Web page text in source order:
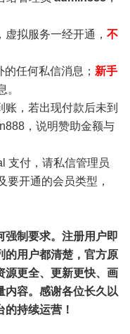
虚拟服务一经开通， 不
任何私信消息； 新手
。
，若出现付款后未到
，说明赞助金额与
支付，请私信管理员
要开通的会员类型，
强制要求。注册用户即
的用户都清楚，官方原
源更全、更新更快、画
内容。感谢各位长久以
持续运营！